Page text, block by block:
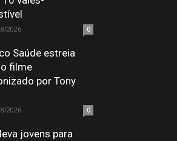
2026 0
Saúde estreia
filme
por Tony
2026 0
jovens para